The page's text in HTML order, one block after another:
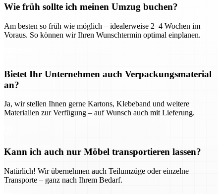
Wie früh sollte ich meinen Umzug buchen?
Am besten so früh wie möglich – idealerweise 2–4 Wochen im
Voraus. So können wir Ihren Wunschtermin optimal einplanen.
Bietet Ihr Unternehmen auch Verpackungsmaterial
an?
Ja, wir stellen Ihnen gerne Kartons, Klebeband und weitere
Materialien zur Verfügung – auf Wunsch auch mit Lieferung.
Kann ich auch nur Möbel transportieren lassen?
Natürlich! Wir übernehmen auch Teilumzüge oder einzelne
Transporte – ganz nach Ihrem Bedarf.